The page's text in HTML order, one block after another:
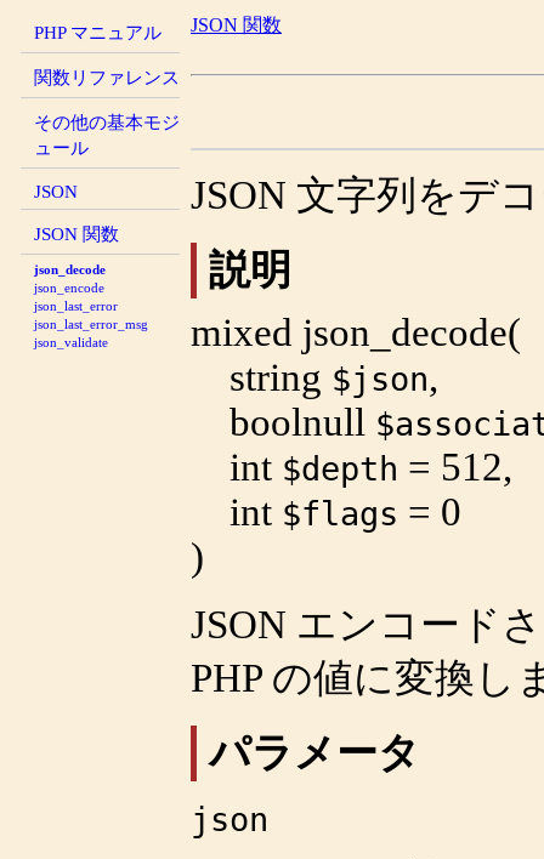
PHP マニュアル
関数リファレンス
その他の基本モジ
ュール
JSON
JSON 関数
json_decode
json_encode
json_last_error
json_last_error_msg
json_validate
JSON 関数
JSON 文字列をデ
説明
mixed json_decode(
string $json,
boolnull
int $depth = 512,
int $flags = 0
)
JSON エンコード
PHP の値に変換し
パラメータ
json